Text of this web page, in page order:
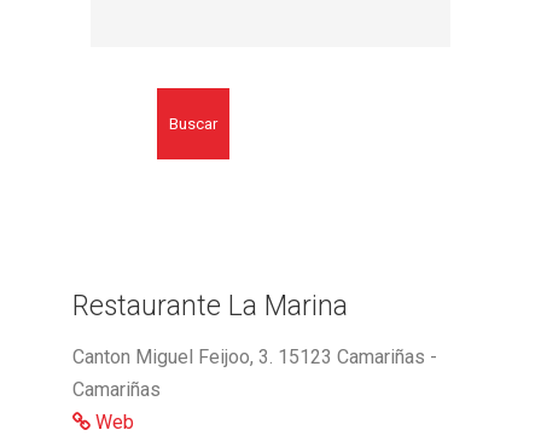
Buscar
Restaurante La Marina
Canton Miguel Feijoo, 3. 15123 Camariñas -
Camariñas
Web